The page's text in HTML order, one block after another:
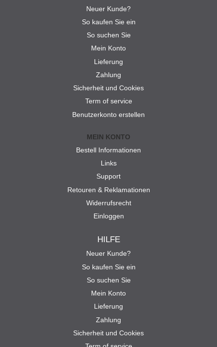
Neuer Kunde?
So kaufen Sie ein
So suchen Sie
Mein Konto
Lieferung
Zahlung
Sicherheit und Cookies
Term of service
Benutzerkonto erstellen
MEIN KONTO
Bestell Informationen
Links
Support
Retouren & Reklamationen
Widerrufsrecht
Einloggen
HILFE
Neuer Kunde?
So kaufen Sie ein
So suchen Sie
Mein Konto
Lieferung
Zahlung
Sicherheit und Cookies